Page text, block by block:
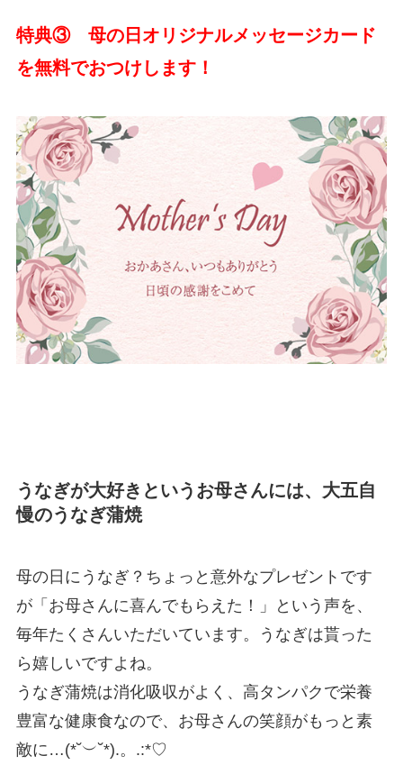
特典③ 母の日オリジナルメッセージカード
を無料でおつけします！
うなぎが大好きというお母さんには、大五自
慢のうなぎ蒲焼
母の日にうなぎ？ちょっと意外なプレゼントです
が「お母さんに喜んでもらえた！」という声を、
毎年たくさんいただいています。うなぎは貰った
ら嬉しいですよね。
うなぎ蒲焼は消化吸収がよく、高タンパクで栄養
豊富な健康食なので、お母さんの笑顔がもっと素
敵に…(*˘︶˘*).。.:*♡